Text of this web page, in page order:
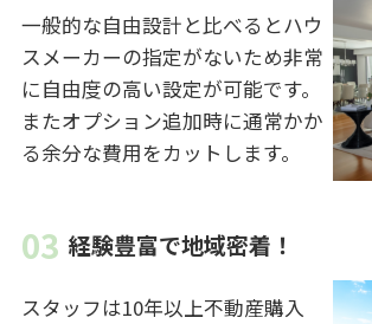
一般的な自由設計と比べるとハウ
スメーカーの指定がないため非常
に自由度の高い設定が可能です。
またオプション追加時に通常かか
る余分な費用をカットします。
経験豊富で地域密着！
スタッフは10年以上不動産購入